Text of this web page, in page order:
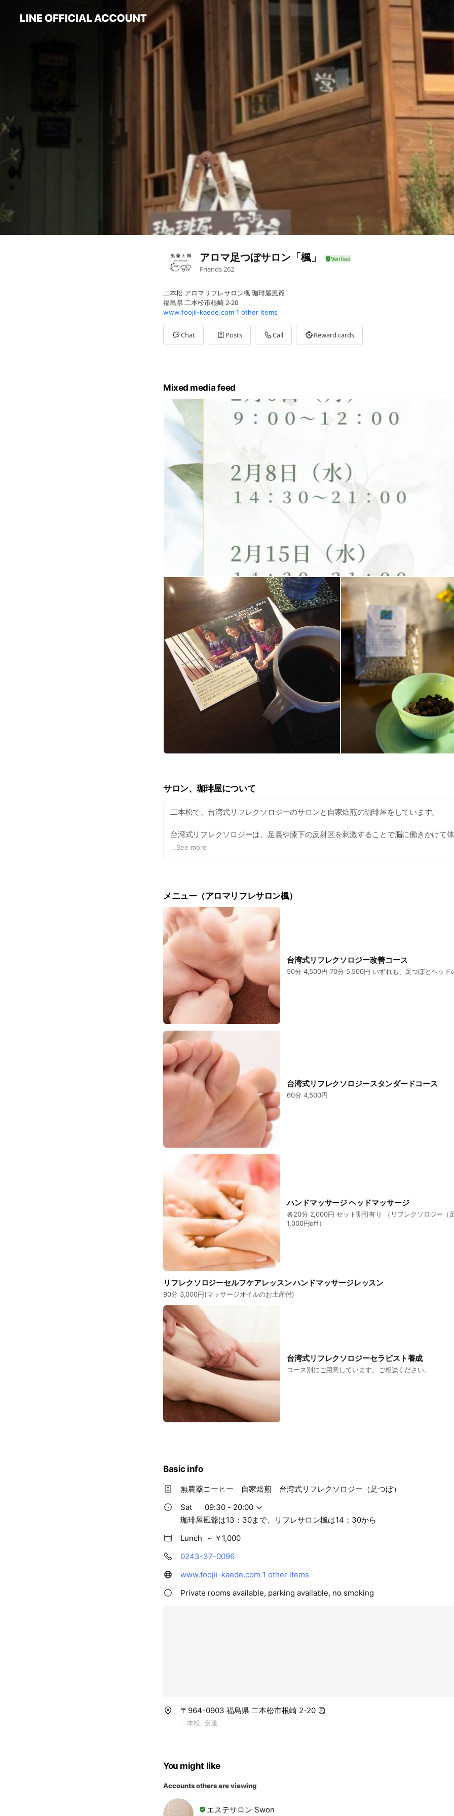
アロマ足つぼサロン「楓」
Friends 262
二本松 アロマリフレサロン楓 珈琲屋風爺
福島県 二本松市根崎 2-20
www.foojii-kaede.com 1 other items
Chat Posts Call Reward cards
Mixed media feed
サロン、珈琲屋について
二本松で、台湾式リフレクソロジーのサロンと自家焙煎の珈琲屋をしています。
台湾式リフレクソロジーは、足裏や膝下の反射区を刺激することで脳に働きかけて
て整える施術です。ホルモンバランスを整えたり、免疫力を向上させたりする効果が
当サロンでは、スタンダードコースに加え、改善コースもあります。 ハンドマッサ
サージとのセットもお得となっています。
また、台湾式リフレクソロジーセルフケアレッスン、ハンドマッサージレッスンも行
プロのリフレクソロジストを目指す方には、養成講座もあります。
自家焙煎の店、珈琲屋 風爺を併設しております。 南部鉄器でお湯を沸かしてドリッ
コーヒーは常時、ストレートコーヒー13種類以上に加えて、オリジナルブレンドも
ます。おやつ付で350円です。
フェアトレードに基づく無農薬コーヒーも６種ございます。
ランチ、焙煎豆の販売も行っております。
...See more
メニュー（アロマリフレサロン楓）
台湾式リフレクソロジー改善コース
50分 4,500円 70分 5,500円 いずれも、足つぼとヘ
台湾式リフレクソロジースタンダードコース
60分 4,500円
ハンドマッサージ ヘッドマッサージ
各20分 2,000円 セット割引有り （リフレクソロジー（
1,000円off）
リフレクソロジーセルフケアレッスン ハンドマッサージレッスン
90分 3,000円(マッサージオイルのお土産付)
台湾式リフレクソロジーセラピスト養成
コース別にご用意しています。ご相談ください。
Basic info
無農薬コーヒー 自家焙煎 台湾式リフレクソロジー（足つぼ）
Sat
09:30 - 20:00
珈琲屋風爺は13：30まで、リフレサロン楓は14：30から
Lunch
~ ￥1,000
0243-37-0096
www.foojii-kaede.com 1 other items
Private rooms available, parking available, no smoking
〒964-0903 福島県 二本松市根崎 2-20
二本松, 安達
You might like
Accounts others are viewing
エステサロン Swon